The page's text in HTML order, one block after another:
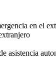
en el
asistencia